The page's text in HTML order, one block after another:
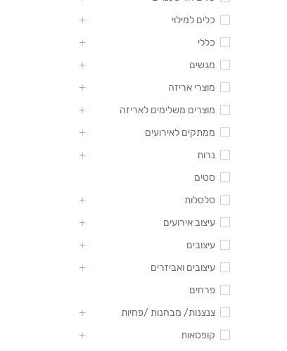
כלים למילוי
כללי
מגשים
מוצרי אריזה
מוצרים משלימים לאריזה
ממתקים לאירועים
נרות
סטים
סלסלות
עיצוב אירועים
עיצובים
עיצובים ואביזרים
פרחים
צנצנות/ מבחנות /פחיות
קופסאות